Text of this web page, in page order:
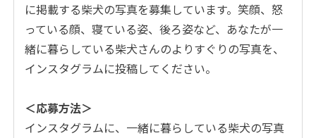
に掲載する柴犬の写真を募集しています。笑顔、怒
っている顔、寝ている姿、後ろ姿など、あなたが一
緒に暮らしている柴犬さんのよりすぐりの写真を、
インスタグラムに投稿してください。
＜応募方法＞
インスタグラムに、一緒に暮らしている柴犬の写真